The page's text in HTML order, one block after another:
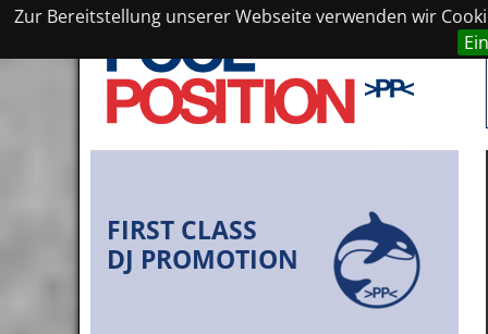
Zur Bereitstellung unserer Webseite verwenden wir
FIRST CLASS
DJ PROMOTION